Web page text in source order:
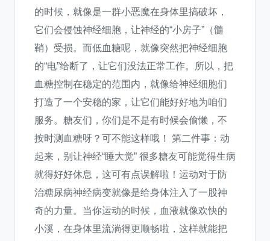
的时候，就像是一群小恶魔在身体里搞破坏，
它们会侵蚀神经细胞，让神经的“小房子”（髓
鞘）受损。而低血糖呢，就像突然把神经细胞
的“电”给断了，让它们没法正常工作。所以，把
血糖控制在稳定的范围内，就像给神经细胞们
打造了一个安稳的家，让它们能好好地为咱们
服务。糖友们，你们是不是有时候会偷懒，不
按时测血糖呀？可不能这样哦！ 第二件事：动
起来，别让神经“睡大觉” 很多糖友可能觉得生病
就得好好休息，这可有点误解啦！运动对于防
治糖尿病神经病变就像是给身体注入了一股神
奇的力量。当你运动的时候，血液就像欢快的
小溪，在身体里流淌得更顺畅啦，这样就能把